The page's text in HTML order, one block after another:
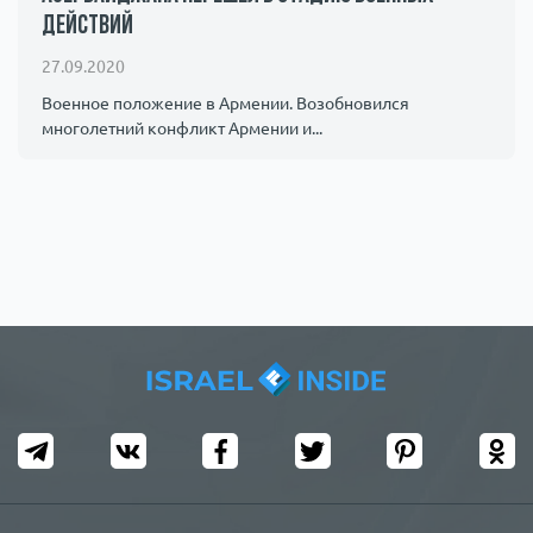
Происшествия
Армия
действий
27.09.2020
Военное положение в Армении. Возобновился
многолетний конфликт Армении и...